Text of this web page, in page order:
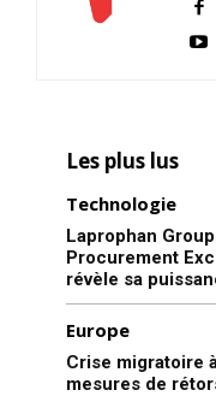
Les plus lus
Technologie
Laprophan
Procurement
révèle sa
Europe
Crise migratoire
mesures de